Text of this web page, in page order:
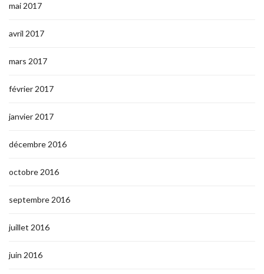
mai 2017
avril 2017
mars 2017
février 2017
janvier 2017
décembre 2016
octobre 2016
septembre 2016
juillet 2016
juin 2016